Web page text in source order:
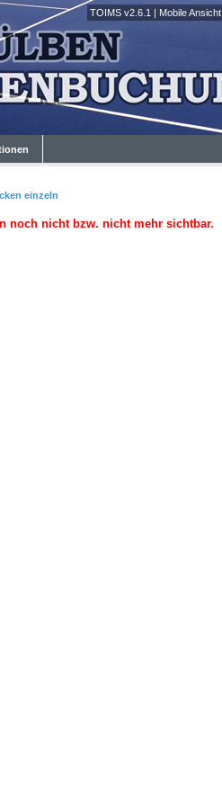
TOIMS v2.6.1 | Mobile Ansicht
einzeln
noch nicht bzw. nicht mehr sichtbar.